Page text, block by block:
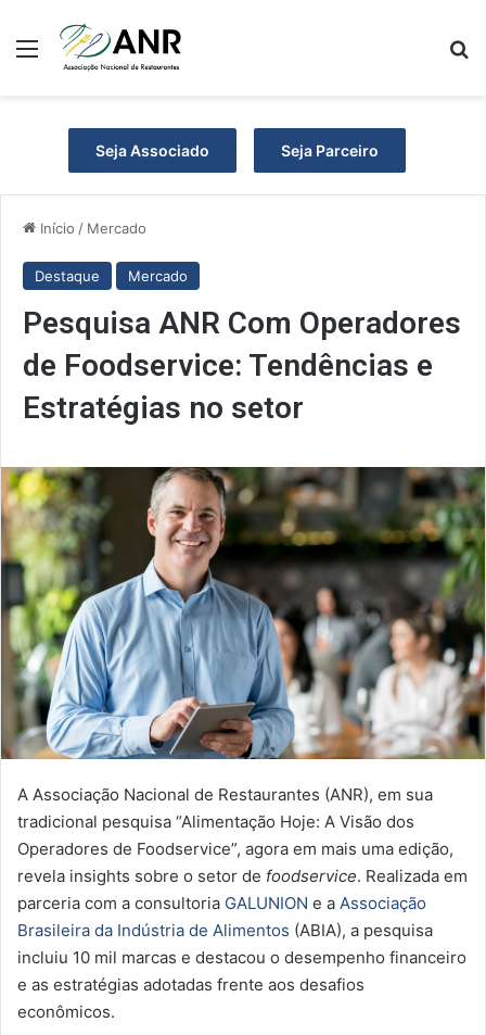
Menu
Seja Associado Seja Parceiro
Início / Mercado
Destaque Mercado
Pesquisa ANR Com Operadores
de Foodservice: Tendências e
Estratégias no setor
A Associação Nacional de Restaurantes (ANR), em sua
tradicional pesquisa “Alimentação Hoje: A Visão dos
Operadores de Foodservice”, agora em mais uma edição,
revela insights sobre o setor de foodservice. Realizada em
parceria com a consultoria GALUNION e a Associação
Brasileira da Indústria de Alimentos (ABIA), a pesquisa
incluiu 10 mil marcas e destacou o desempenho financeiro
e as estratégias adotadas frente aos desafios
econômicos.